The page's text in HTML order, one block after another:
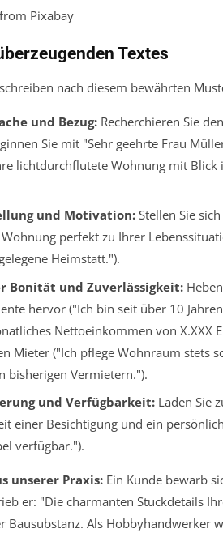
Pixabay
Textes
nach diesem bewährten
und Bezug:Recherchieren Sie
Sie mit "Sehr geehrte Frau
lichtdurchflutete Wohnung mit
und Motivation:Stellen Sie
perfekt zu Ihrer
Heimstatt.").
Bonität und Zuverlässigkeit:
hervor ("Ich bin seit über 10
Nettoeinkommen von X.XXX
Mieter ("Ich pflege Wohnraum stets
bisherigen Vermietern.").
und Verfügbarkeit:Laden Sie
einer Besichtigung und ein
verfügbar.").
unserer Praxis: Ein Kunde bewarb
er: "Die charmanten Stuckdetails
Bausubstanz. Als Hobbyhandwerker